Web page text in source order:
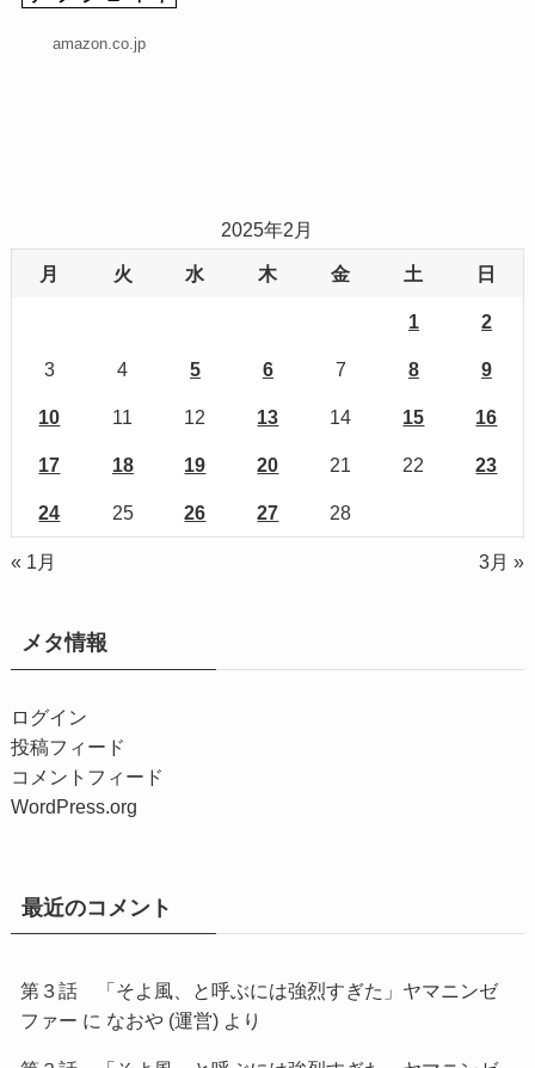
amazon.co.jp
2025年2月
月 火 水 木 金 土 日
1 2
3 4 5 6 7 8 9
10 11 12 13 14 15 16
17 18 19 20 21 22 23
24 25 26 27 28
« 1月 3月 »
メタ情報
ログイン
投稿フィード
コメントフィード
WordPress.org
最近のコメント
第３話 「そよ風、と呼ぶには強烈すぎた」ヤマニンゼ
ファー に なおや (運営)より